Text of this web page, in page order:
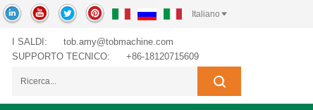
Italiano
I SALDI:
tob.amy@tobmachine.com
SUPPORTO TECNICO:
+86-18120715609